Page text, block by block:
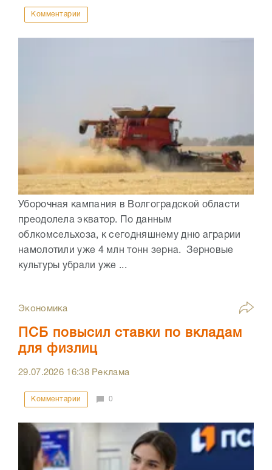
Комментарии
Уборочная кампания в Волгоградской области
преодолела экватор. По данным
облкомсельхоза, к сегодняшнему дню аграрии
намолотили уже 4 млн тонн зерна. Зерновые
культуры убрали уже ...
Экономика
ПСБ повысил ставки по вкладам
для физлиц
29.07.2026 16:38Реклама
Комментарии 0